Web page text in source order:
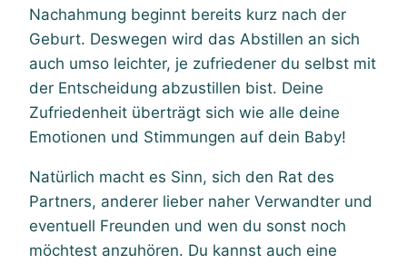
Nachahmung beginnt bereits kurz nach der
Geburt. Deswegen wird das Abstillen an sich
auch umso leichter, je zufriedener du selbst mit
der Entscheidung abzustillen bist. Deine
Zufriedenheit überträgt sich wie alle deine
Emotionen und Stimmungen auf dein Baby!
Natürlich macht es Sinn, sich den Rat des
Partners, anderer lieber naher Verwandter und
eventuell Freunden und wen du sonst noch
möchtest anzuhören. Du kannst auch eine